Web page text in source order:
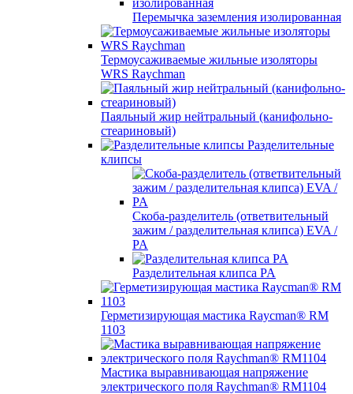
Перемычка заземления изолированная
Термоусаживаемые жильные изоляторы
WRS Raychman
Паяльный жир нейтральный (канифольно-
стеариновый)
Разделительные
клипсы
Скоба-разделитель (ответвительный
зажим / разделительная клипса) EVA /
PA
Разделительная клипса PA
Герметизирующая мастика Raycman® RM
1103
Мастика выравнивающая напряжение
электрического поля Raychman® RM1104